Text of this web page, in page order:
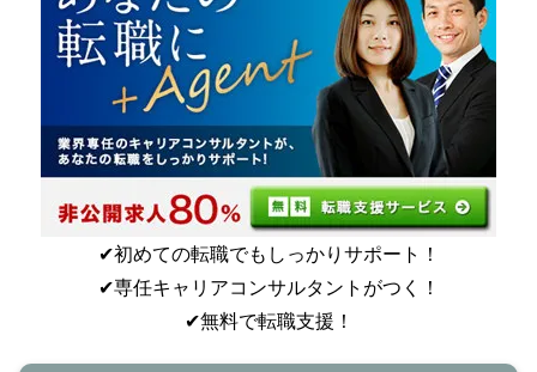
✔︎初めての転職でもしっかりサポート！
✔︎専任キャリアコンサルタントがつく！
✔︎無料で転職支援！